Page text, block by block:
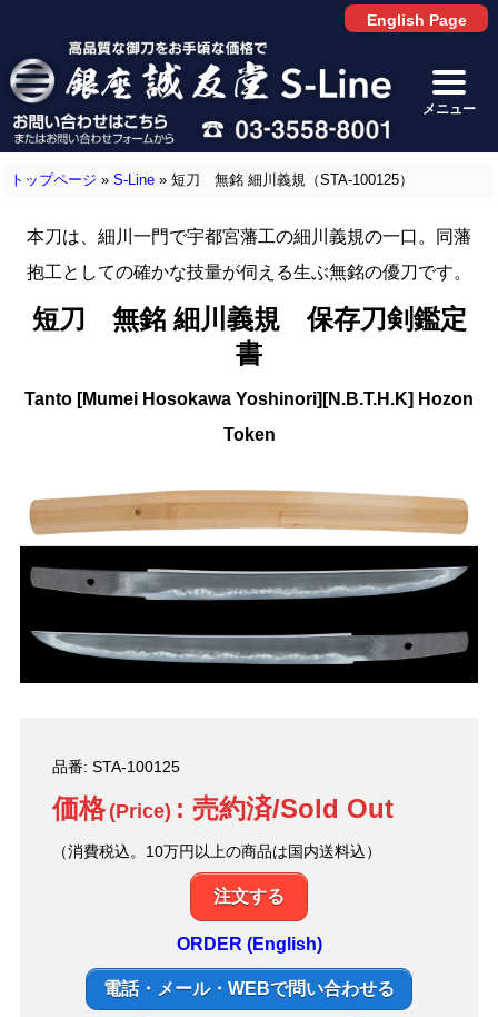
English Page
メニュー
トップページ » S-Line» 短刀 無銘 細川義規（STA-100125）
本刀は、細川一門で宇都宮藩工の細川義規の一口。同藩
抱工としての確かな技量が伺える生ぶ無銘の優刀です。
短刀 無銘 細川義規 保存刀剣鑑定
書
Tanto [Mumei Hosokawa Yoshinori][N.B.T.H.K] Hozon
Token
品番: STA-100125
価格 (Price) : 売約済/Sold Out
（消費税込。10万円以上の商品は国内送料込）
注文する
ORDER (English)
電話・メール・WEBで問い合わせる